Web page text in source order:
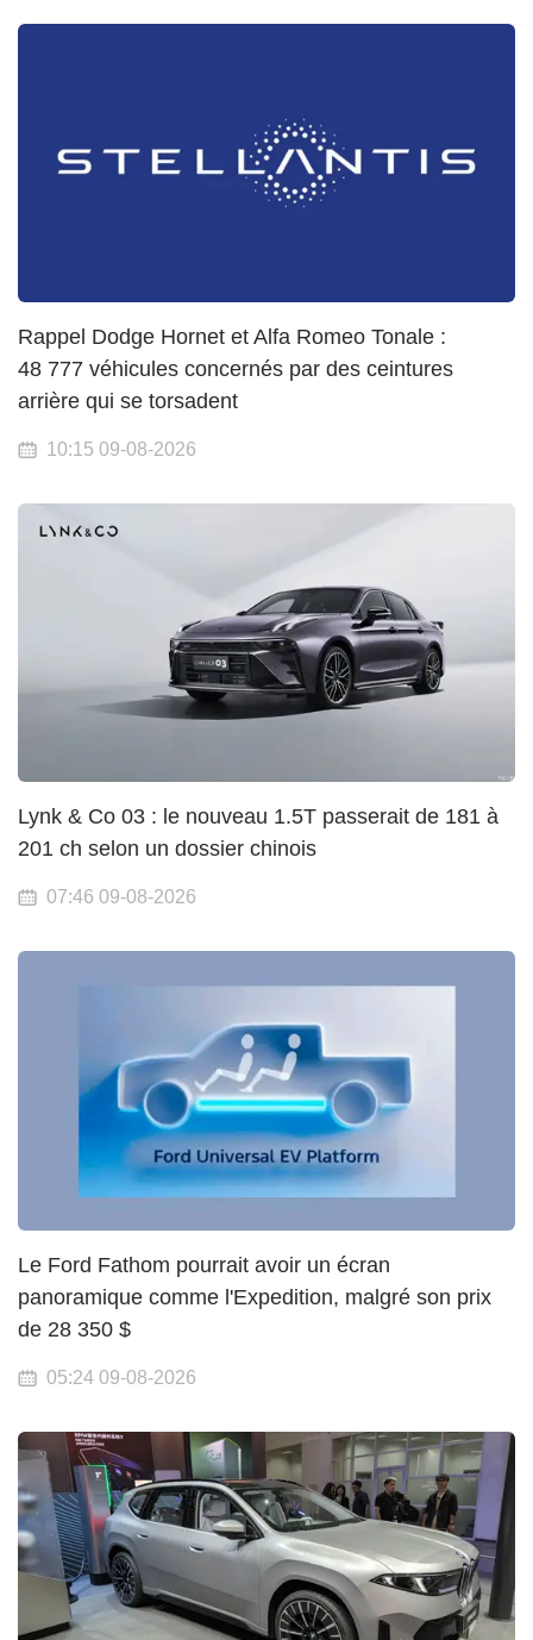
Rappel Dodge Hornet et Alfa Romeo Tonale :
48 777 véhicules concernés par des ceintures
arrière qui se torsadent
10:15 09-08-2026
Lynk & Co 03 : le nouveau 1.5T passerait de 181 à
201 ch selon un dossier chinois
07:46 09-08-2026
Le Ford Fathom pourrait avoir un écran
panoramique comme l'Expedition, malgré son prix
de 28 350 $
05:24 09-08-2026